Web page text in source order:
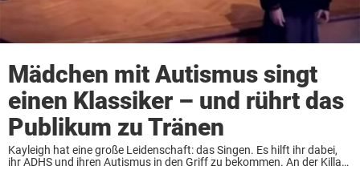
Mädchen mit Autismus singt
einen Klassiker – und rührt das
Publikum zu Tränen
Kayleigh hat eine große Leidenschaft: das Singen. Es hilft ihr dabei,
ihr ADHS und ihren Autismus in den Griff zu bekommen. An der Killard